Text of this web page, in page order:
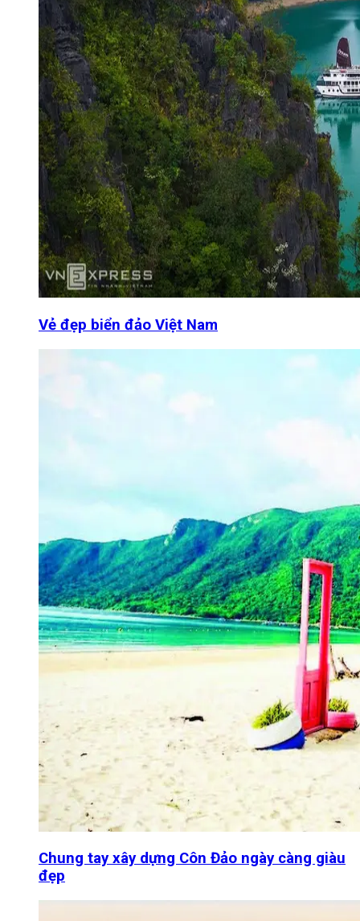
Vẻ đẹp biển đảo Việt Nam
Chung tay xây dựng Côn Đảo ngày càng giàu
đẹp